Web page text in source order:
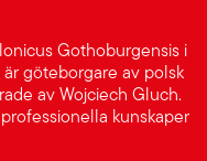
Gothoburgensis i
göteborgare av polsk
av Wojciech Gluch.
kunskaper